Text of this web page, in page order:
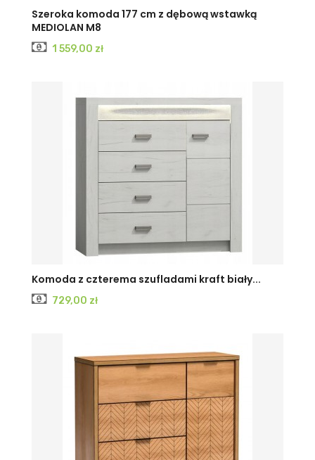
Szeroka komoda 177 cm z dębową wstawką
MEDIOLAN M8
Cena
1 559,00 zł
KRAFTJESIONJESION
Komoda z czterema szufladami kraft biały...
Cena
729,00 zł